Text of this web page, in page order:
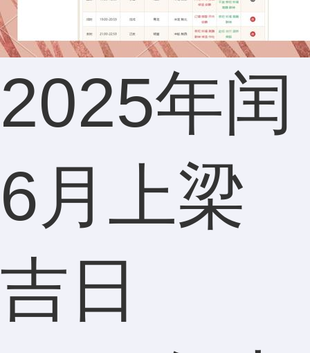
划算的
预测
了。
陈先生
2025年闰
6月上梁
吉日